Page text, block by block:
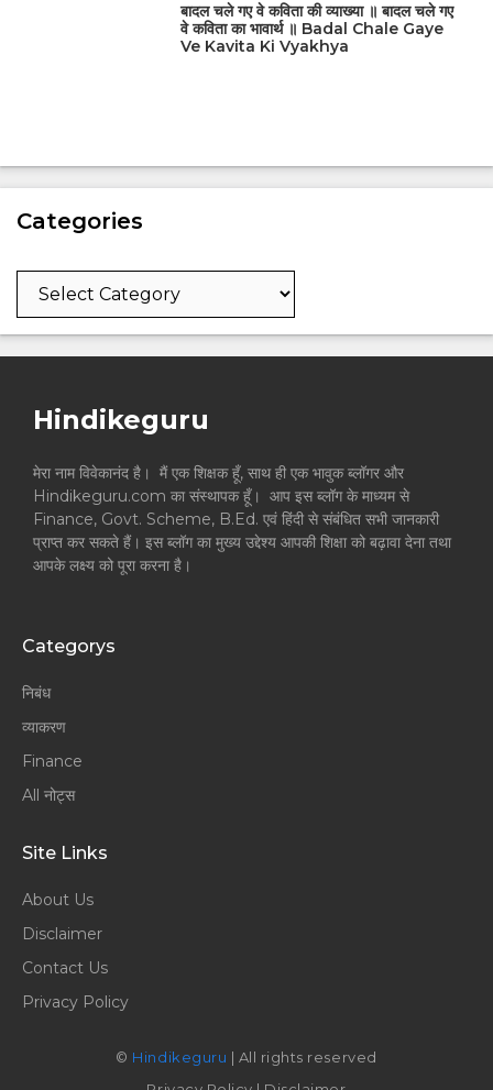
बादल चले गए वे कविता की व्याख्या ॥ बादल चले गए
वे कविता का भावार्थ ॥ Badal Chale Gaye
Ve Kavita Ki Vyakhya
Categories
Categories
Hindikeguru
मेरा नाम विवेकानंद है। मैं एक शिक्षक हूँ, साथ ही एक भावुक ब्लॉगर और
Hindikeguru.com का संस्थापक हूँ। आप इस ब्लॉग के माध्यम से
Finance, Govt. Scheme, B.Ed. एवं हिंदी से संबंधित सभी जानकारी
प्राप्त कर सकते हैं। इस ब्लॉग का मुख्य उद्देश्य आपकी शिक्षा को बढ़ावा देना तथा
आपके लक्ष्य को पूरा करना है।
Categorys
निबंध
व्याकरण
Finance
All नोट्स
Site Links
About Us
Disclaimer
Contact Us
Privacy Policy
© Hindikeguru | All rights reserved